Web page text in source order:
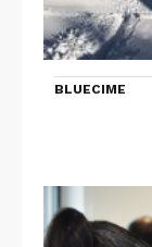
BLUECIME